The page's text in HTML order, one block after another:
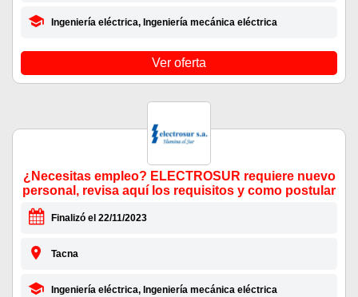
Ingeniería eléctrica, Ingeniería mecánica eléctrica
Ver oferta
¿Necesitas empleo? ELECTROSUR requiere nuevo
personal, revisa aquí los requisitos y como postular
Finalizó el 22/11/2023
Tacna
Ingeniería eléctrica, Ingeniería mecánica eléctrica